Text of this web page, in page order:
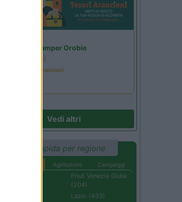
Area Sosta Camper Orobie
(BG)
Caccia ai tesori arancioni
Vedi altri
Ricerca rapida per regione
Agriturismi
Campeggi
Friuli Venezia Giulia
(204)
Lazio (433)